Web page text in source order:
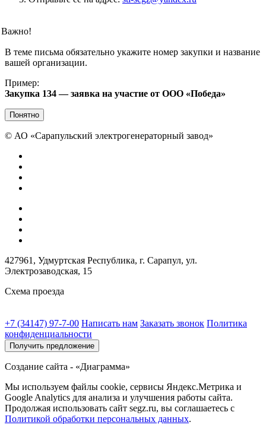
Важно!
В теме письма обязательно укажите номер закупки и название
вашей организации.
Пример:
Закупка 134 — заявка на участие от ООО «Победа»
Понятно
© АО «Сарапульский электрогенераторный завод»
427961, Удмуртская Республика, г. Сарапул, ул.
Электрозаводская, 15
Схема проезда
+7 (34147) 97-7-00 Написать нам Заказать звонок Политика
конфиденциальности
Получить предложение
Создание сайта - «Диаграмма»
Мы используем файлы cookie, сервисы Яндекс.Метрика и
Google Analytics для анализа и улучшения работы сайта.
Продолжая использовать сайт segz.ru, вы соглашаетесь с
Политикой обработки персональных данных.